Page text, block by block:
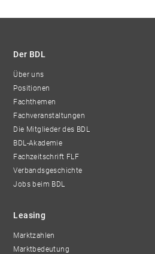
Der BDL
Über uns
Positionen
Fachthemen
Fachveranstaltungen
Die Mitglieder des BDL
BDL-Akademie
Fachzeitschrift FLF
Verbandsgeschichte
Jobs beim BDL
Leasing
Marktzahlen
Marktbedeutung